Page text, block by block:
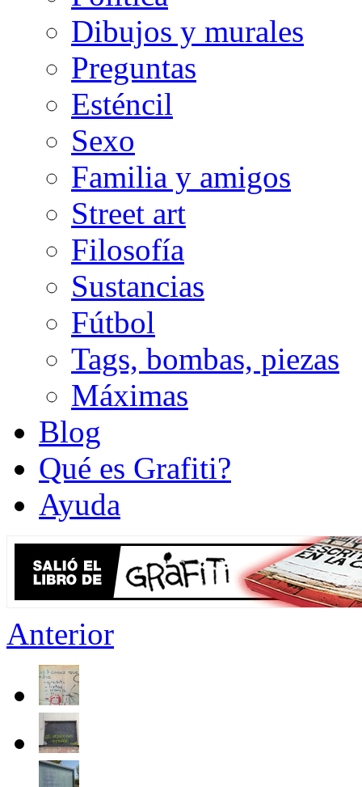
Dibujos y murales
Preguntas
Esténcil
Sexo
Familia y amigos
Street art
Filosofía
Sustancias
Fútbol
Tags, bombas, piezas
Máximas
Blog
Qué es Grafiti?
Ayuda
Anterior